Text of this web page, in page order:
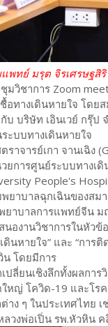
แพทย์ มรุต จิรเศรษฐสิ
มวิชาการ Zoom
อทางเดินหายใจ โดย
บ บริษัท เอินเวย์ กรุ๊ป
ะบบทางเดินหายใจ
ราจารย์เกา จานเฉิง
ยการศูนย์ระบบทางเ
People's
ยาบาลฉุกเฉินของสม
ยาบาลการแพทย์จีน ม
นองานวิชาการในหัว
ดินหายใจ” และ “การ
น โดยมีการ
ปลี่ยนเชิงลึกทั้งผลกา
หญ่ โควิด-19 และโร
าง ๆ ในประเทศไทย
ลวงพ่อเปิ่น รพ.หัวหิน